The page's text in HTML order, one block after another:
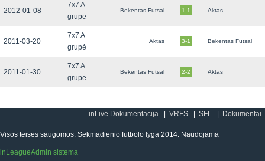
2012-01-08
7x7 A
grupė
Bekentas Futsal 1-1 Aktas
2011-03-20
7x7 A
grupė
Aktas 3-1 Bekentas Futsal
2011-01-30
7x7 A
grupė
Bekentas Futsal 2-2 Aktas
inLive Dokumentacija VRFS SFL Dokumentai
Visos teisės saugomos. Sekmadienio futbolo lyga 2014. Naudojama
inLeagueAdmin sistema